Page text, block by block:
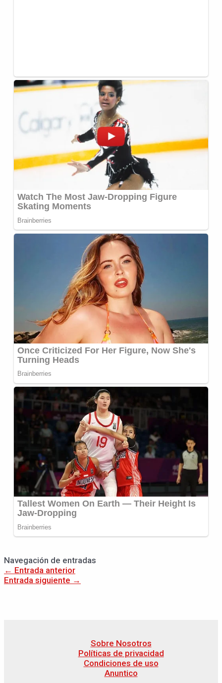
Navegación de entradas
← Entrada anterior
Entrada siguiente →
Sobre Nosotros
Políticas de privacidad
Condiciones de uso
Anuntico